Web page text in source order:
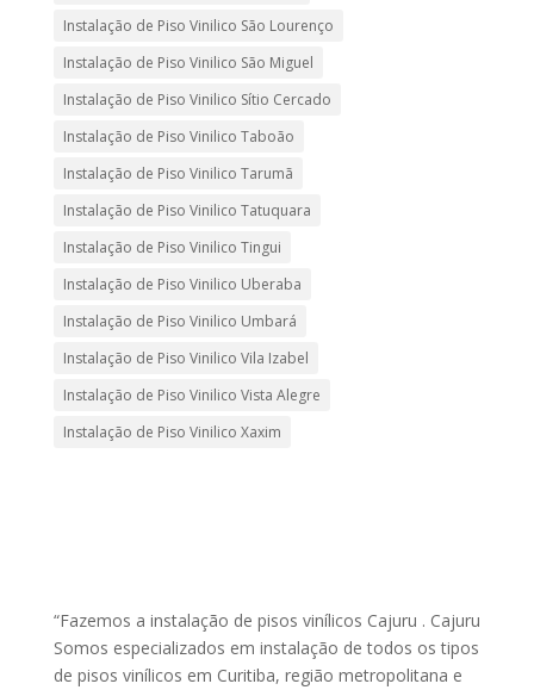
Instalação de Piso Vinilico São Lourenço
Instalação de Piso Vinilico São Miguel
Instalação de Piso Vinilico Sítio Cercado
Instalação de Piso Vinilico Taboão
Instalação de Piso Vinilico Tarumã
Instalação de Piso Vinilico Tatuquara
Instalação de Piso Vinilico Tingui
Instalação de Piso Vinilico Uberaba
Instalação de Piso Vinilico Umbará
Instalação de Piso Vinilico Vila Izabel
Instalação de Piso Vinilico Vista Alegre
Instalação de Piso Vinilico Xaxim
“Fazemos a instalação de pisos vinílicos Cajuru . Cajuru
Somos especializados em instalação de todos os tipos
de pisos vinílicos em Curitiba, região metropolitana e